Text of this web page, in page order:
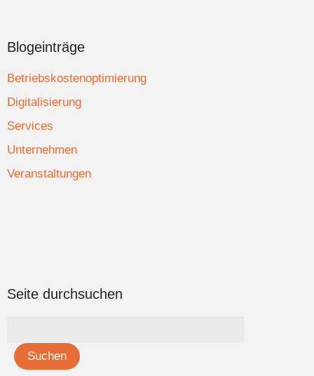
Blogeinträge
Betriebskostenoptimierung
Digitalisierung
Services
Unternehmen
Veranstaltungen
Seite durchsuchen